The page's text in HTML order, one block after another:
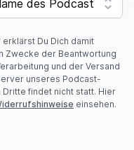
Du Dich damit
Zwecke der Beantwortung
und der Versand
unseres Podcast-
Dritte findet nicht statt. Hier
einsehen.